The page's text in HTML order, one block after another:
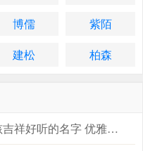
博儒
紫陌
建松 柏森
2023年农历四月十九出生的男孩吉祥好听的名字 优雅的兔男宝宝名字大全